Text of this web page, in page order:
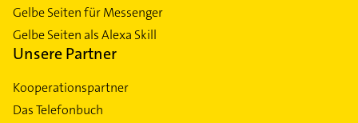
Gelbe Seiten für Messenger
Gelbe Seiten als Alexa Skill
Unsere Partner
Kooperationspartner
Das Telefonbuch